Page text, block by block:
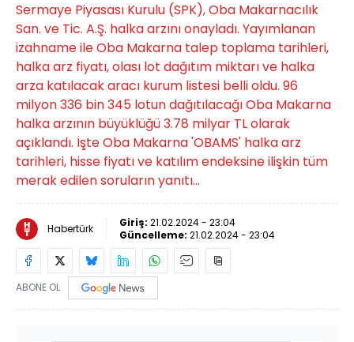
Sermaye Piyasası Kurulu (SPK), Oba Makarnacılık
San. ve Tic. A.Ş. halka arzını onayladı. Yayımlanan
izahname ile Oba Makarna talep toplama tarihleri,
halka arz fiyatı, olası lot dağıtım miktarı ve halka
arza katılacak aracı kurum listesi belli oldu. 96
milyon 336 bin 345 lotun dağıtılacağı Oba Makarna
halka arzının büyüklüğü 3.78 milyar TL olarak
açıklandı. İşte Oba Makarna 'OBAMS' halka arz
tarihleri, hisse fiyatı ve katılım endeksine ilişkin tüm
merak edilen soruların yanıtı...
Habertürk Giriş: 21.02.2024 - 23:04
Güncelleme: 21.02.2024 - 23:04
ABONE OL